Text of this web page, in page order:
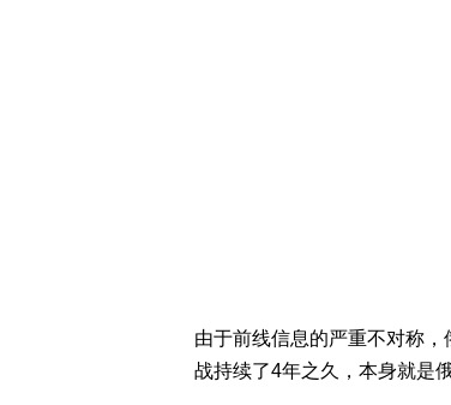
由于前线信息的严重不对称
战持续了4年之久，本身就是